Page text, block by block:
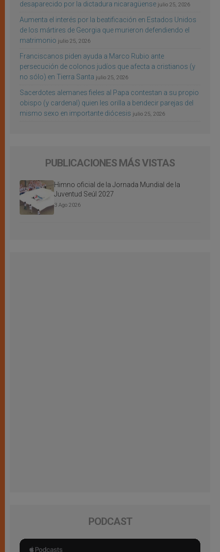
desaparecido por la dictadura nicaragüense julio 25, 2026
Aumenta el interés por la beatificación en Estados Unidos
de los mártires de Georgia que murieron defendiendo el
matrimonio julio 25, 2026
Franciscanos piden ayuda a Marco Rubio ante
persecución de colonos judíos que afecta a cristianos (y
no sólo) en Tierra Santa julio 25, 2026
Sacerdotes alemanes fieles al Papa contestan a su propio
obispo (y cardenal) quien les orilla a bendecir parejas del
mismo sexo en importante diócesis julio 25, 2026
PUBLICACIONES MÁS VISTAS
Himno oficial de la Jornada Mundial de la
Juventud Seúl 2027
3 Ago 2026
PODCAST